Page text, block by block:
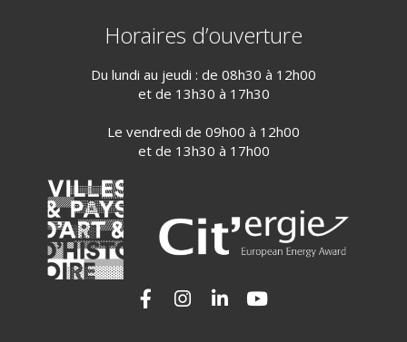
Horaires d’ouverture
Du lundi au jeudi : de 08h30 à 12h00
et de 13h30 à 17h30
Le vendredi de 09h00 à 12h00
et de 13h30 à 17h00
Lien vers le compte Facebook
Lien vers le compte Instagram
Lien vers le compte